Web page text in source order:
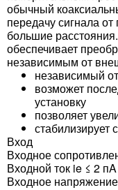
обычный
передачу сигнала
большие
обеспечивает
независимым от
независимый
возможет
установку
позволяет
стабилизирует
Вход
Входное
Входной ток ie ≤ 2
Входное